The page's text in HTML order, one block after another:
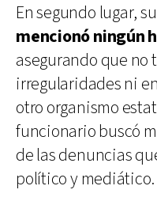
En segundo lugar,
mencionó ningún
asegurando que
irregularidades ni
otro organismo
funcionario buscó
de las denuncias
político y mediático.